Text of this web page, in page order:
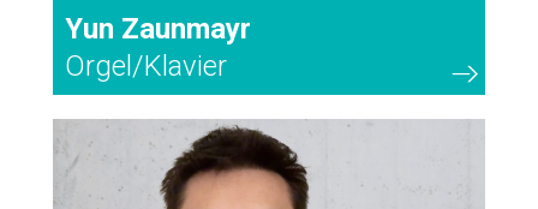
Yun Zaunmayr
Orgel/Klavier